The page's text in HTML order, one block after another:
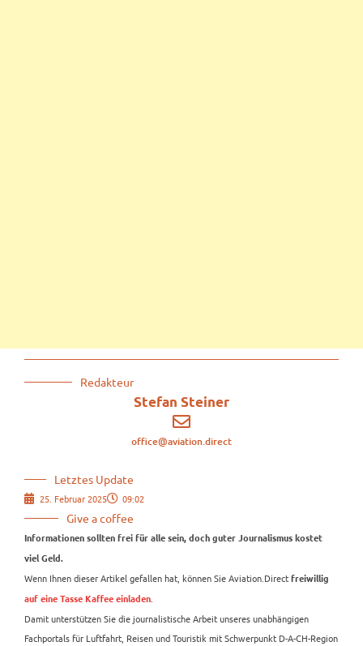
Redakteur
Stefan Steiner
office@aviation.direct
Letztes Update
25. Februar 2025 09:02
Give a coffee
Informationen sollten frei für alle sein, doch guter Journalismus kostet
viel Geld.
Wenn Ihnen dieser Artikel gefallen hat, können Sie Aviation.Direct freiwillig
auf eine Tasse Kaffee einladen
Damit unterstützen Sie die journalistische Arbeit unseres unabhängigen
Fachportals für Luftfahrt, Reisen und Touristik mit Schwerpunkt D-A-CH-Region